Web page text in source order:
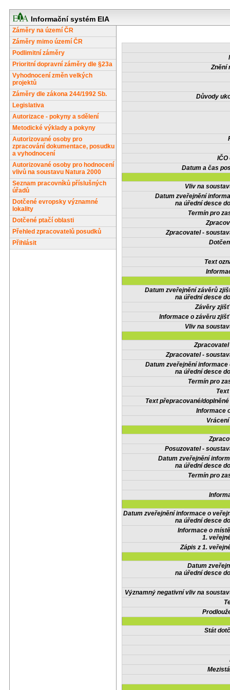
Informační systém EIA
Záměry na území ČR
Záměry mimo území ČR
Podlimitní záměry
Prioritní dopravní záměry dle §23a
Vyhodnocení změn velkých
projektů
Záměry dle zákona 244/1992 Sb.
Legislativa
Autorizace - pokyny a sdělení
Metodické výklady a pokyny
Autorizované osoby pro
zpracování dokumentace, posudku
a vyhodnocení
Autorizované osoby pro hodnocení
vlivů na soustavu Natura 2000
Seznam pracovníků příslušných
úřadů
Dotčené evropsky významné
lokality
Dotčené ptačí oblasti
Přehled zpracovatelů posudků
Přihlásit
Znění
Důvody
IČO
Datum a čas
Vliv na
Datum zveřejnění
na úřední desce
Termín pro
Zpracovatel -
Text
Datum zveřejnění závěrů
na úřední desce
Závěry
Informace o závěru
Vliv na
Zpracovatel -
Datum zveřejnění informace
na úřední desce
Termín pro
Text přepracované/
Informace
Posuzovatel -
Datum zveřejnění
na úřední desce
Termín pro
Datum zveřejnění informace o
na úřední desce
Informace o
1.
Zápis z 1.
Datum
na úřední desce
Významný negativní vliv na
Stát